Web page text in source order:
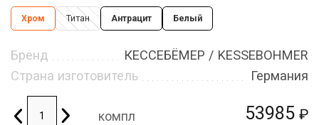
53985 ₽
Хром Титан Антрацит Белый
Бренд
КЕССЕБЁМЕР / KESSEBOHMER
Страна изготовитель
Германия
компл